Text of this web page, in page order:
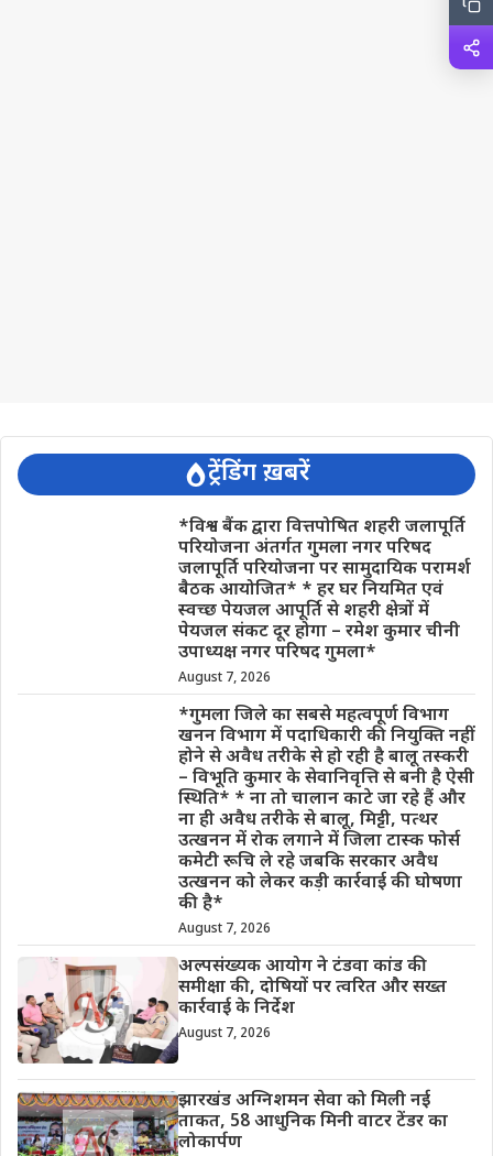
ट्रेंडिंग ख़बरें
*विश्व बैंक द्वारा वित्तपोषित शहरी जलापूर्ति
परियोजना अंतर्गत गुमला नगर परिषद
जलापूर्ति परियोजना पर सामुदायिक परामर्श
बैठक आयोजित* * हर घर नियमित एवं
स्वच्छ पेयजल आपूर्ति से शहरी क्षेत्रों में
पेयजल संकट दूर होगा – रमेश कुमार चीनी
उपाध्यक्ष नगर परिषद गुमला*
August 7, 2026
*गुमला जिले का सबसे महत्वपूर्ण विभाग
खनन विभाग में पदाधिकारी की नियुक्ति नहीं
होने से अवैध तरीके से हो रही है बालू तस्करी
– विभूति कुमार के सेवानिवृत्ति से बनी है ऐसी
स्थिति* * ना तो चालान काटे जा रहे हैं और
ना ही अवैध तरीके से बालू, मिट्टी, पत्थर
उत्खनन में रोक लगाने में जिला टास्क फोर्स
कमेटी रूचि ले रहे जबकि सरकार अवैध
उत्खनन को लेकर कड़ी कार्रवाई की घोषणा
की है*
August 7, 2026
अल्पसंख्यक आयोग ने टंडवा कांड की
समीक्षा की, दोषियों पर त्वरित और सख्त
कार्रवाई के निर्देश
August 7, 2026
झारखंड अग्निशमन सेवा को मिली नई
ताकत, 58 आधुनिक मिनी वाटर टेंडर का
लोकार्पण